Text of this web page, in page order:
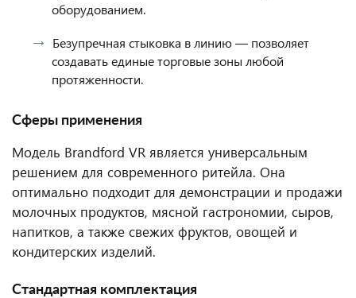
оборудованием.
Безупречная стыковка в линию — позволяет
создавать единые торговые зоны любой
протяженности.
Сферы применения
Модель Brandford VR является универсальным
решением для современного ритейла. Она
оптимально подходит для демонстрации и продажи
молочных продуктов, мясной гастрономии, сыров,
напитков, а также свежих фруктов, овощей и
кондитерских изделий.
Стандартная комплектация